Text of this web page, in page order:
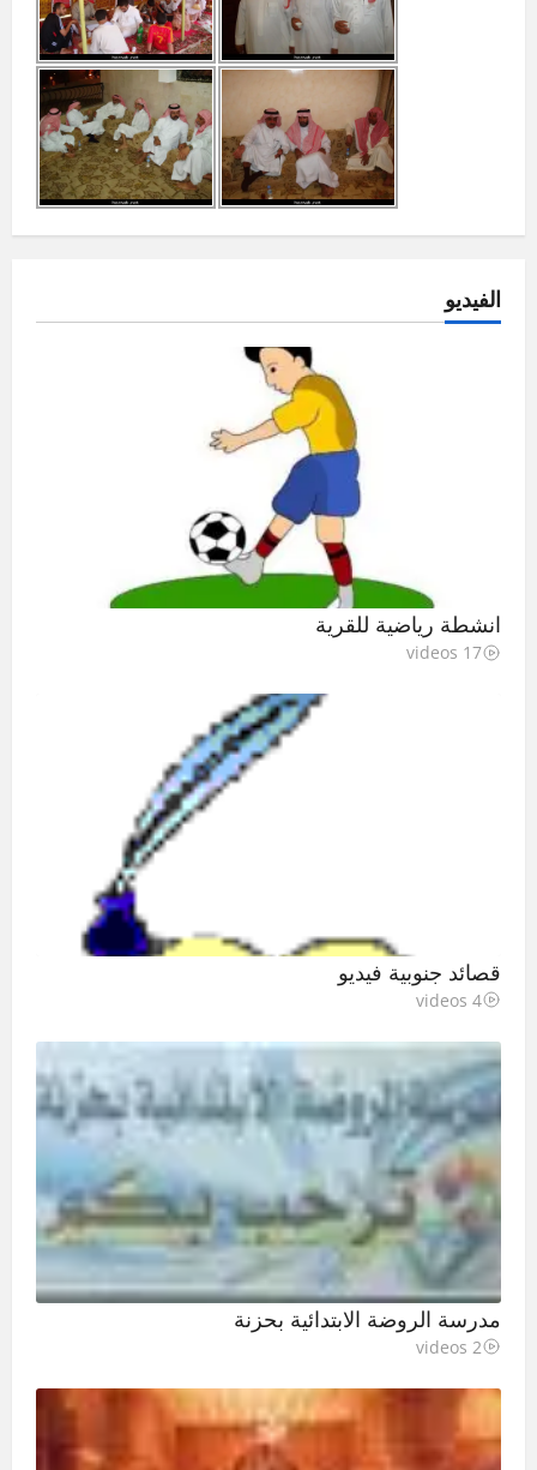
الفيديو
انشطة رياضية للقرية
17 videos
قصائد جنوبية فيديو
4 videos
مدرسة الروضة الابتدائية بحزنة
2 videos